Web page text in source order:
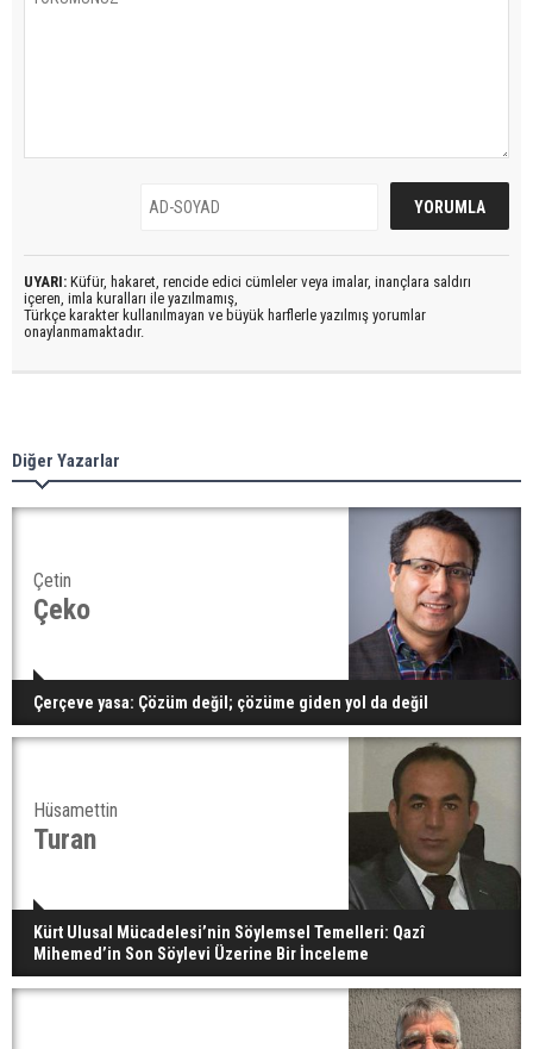
UYARI: Küfür, hakaret, rencide edici cümleler veya imalar, inançlara saldırı
içeren, imla kuralları ile yazılmamış,
Türkçe karakter kullanılmayan ve büyük harflerle yazılmış yorumlar
onaylanmamaktadır.
Diğer Yazarlar
Çetin
Çeko
Çerçeve yasa: Çözüm değil; çözüme giden yol da değil
Hüsamettin
Turan
Kürt Ulusal Mücadelesi’nin Söylemsel Temelleri: Qazî
Mihemed’in Son Söylevi Üzerine Bir İnceleme